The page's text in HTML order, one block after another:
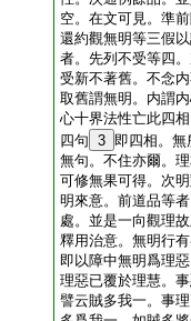
空。在文可見。準
還約觀無明等三假
者。先列不受等四
受新不著舊。不念
取舊謂無明。内謂
心十界法性亡此四
四句 3 即四相。
無句。不住亦爾。
可修無果可得。次
明來意。前道品等
處。並是一向觀理
釋用治意。無明行
即以障中無明爲理
理惡已覆於理慧。
譬云賊多我一。事